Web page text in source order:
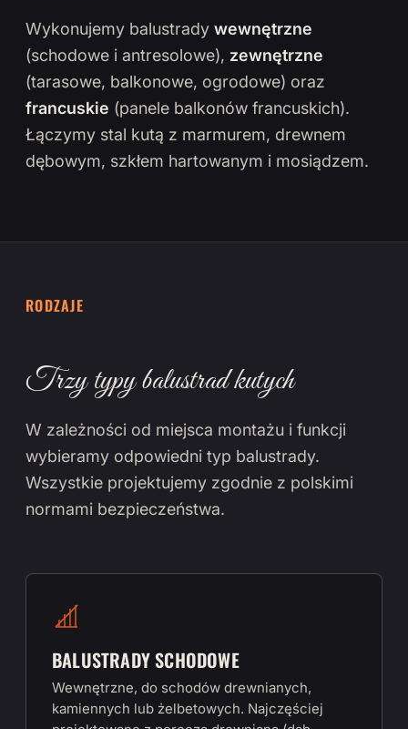
Wykonujemy balustrady wewnętrzne
(schodowe i antresolowe), zewnętrzne
(tarasowe, balkonowe, ogrodowe) oraz
francuskie (panele balkonów francuskich).
Łączymy stal kutą z marmurem, drewnem
dębowym, szkłem hartowanym i mosiądzem.
RODZAJE
Trzy typy balustrad kutych
W zależności od miejsca montażu i funkcji
wybieramy odpowiedni typ balustrady.
Wszystkie projektujemy zgodnie z polskimi
normami bezpieczeństwa.
BALUSTRADY SCHODOWE
Wewnętrzne, do schodów drewnianych,
kamiennych lub żelbetowych. Najczęściej